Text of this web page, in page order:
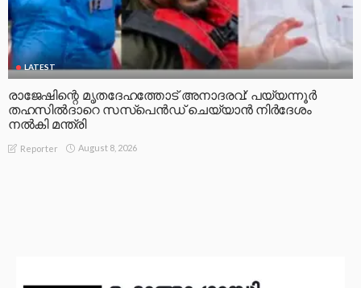
LATEST
രാജേഷിന്റെ മൃതദേഹത്തോട് അനാദരവ്: പയ്യന്നൂർ
തഹസിൽദാറെ സസ്പെൻഡ് ചെയ്യാൻ നിർദേശം
നൽകി മന്ത്രി
Reporter August 8, 2026